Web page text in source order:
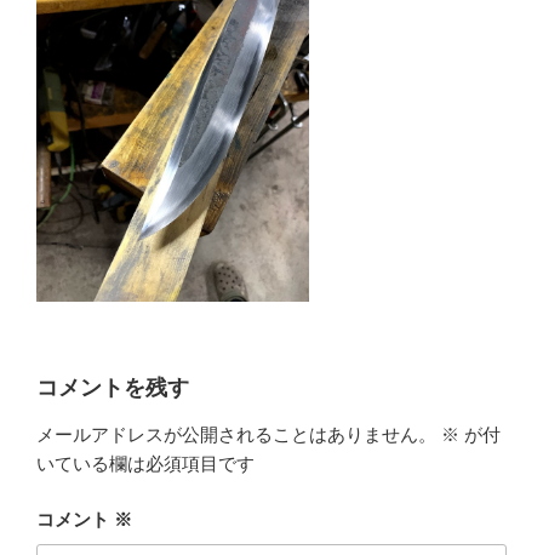
コメントを残す
メールアドレスが公開されることはありません。 ※ が付
いている欄は必須項目です
コメント ※